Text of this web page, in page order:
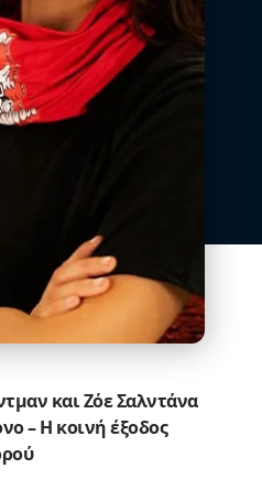
και Ζόε Σαλντάνα
– Η κοινή έξοδος